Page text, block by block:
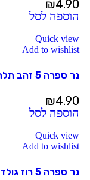
₪4.90
הוספה לסל
Quick view
Add to wishlist
נר ספרה 5 זהב תלת מימד גדול
₪4.90
הוספה לסל
Quick view
Add to wishlist
נר ספרה 5 רוז גולד תלת מימד גדול